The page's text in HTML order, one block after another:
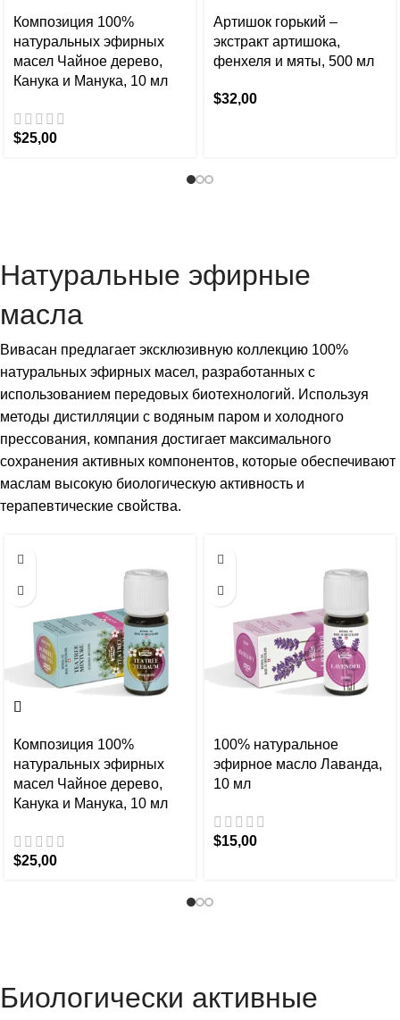
Композиция 100%
натуральных эфирных
масел Чайное дерево,
Канука и Манука, 10 мл
$25,00
Артишок горький –
экстракт артишока,
фенхеля и мяты, 500 мл
$32,00
Натуральные эфирные
масла
Вивасан предлагает эксклюзивную коллекцию 100%
натуральных эфирных масел, разработанных с
использованием передовых биотехнологий. Используя
методы дистилляции с водяным паром и холодного
прессования, компания достигает максимального
сохранения активных компонентов, которые обеспечивают
маслам высокую биологическую активность и
терапевтические свойства.
Композиция 100%
натуральных эфирных
масел Чайное дерево,
Канука и Манука, 10 мл
$25,00
100% натуральное
эфирное масло Лаванда,
10 мл
$15,00
Биологически активные